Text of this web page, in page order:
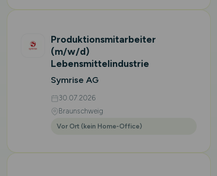
Produktionsmitarbeiter
(m/w/d)
Lebensmittelindustrie
Symrise AG
30.07.2026
Braunschweig
Vor Ort (kein Home-Office)